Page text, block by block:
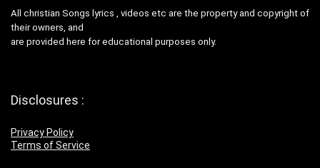
All christian Songs lyrics , videos etc are the property and copyright of
their owners, and
are provided here for educational purposes only.
Disclosures :
Privacy Policy
Terms of Service